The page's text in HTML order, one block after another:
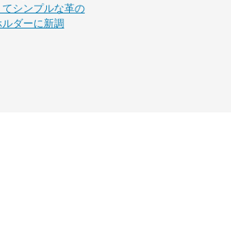
シンプルな革の
ダーに新調